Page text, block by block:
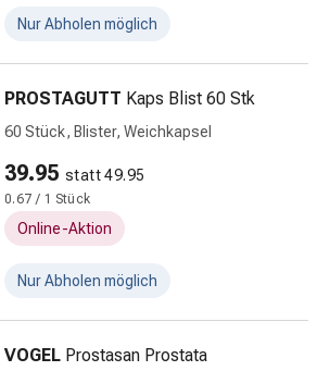
Nur Abholen möglich
PROSTAGUTT Kaps Blist 60 Stk
60 Stück, Blister, Weichkapsel
39.95 statt 49.95
0.67 / 1 Stück
Online-Aktion
Nur Abholen möglich
VOGEL Prostasan Prostata